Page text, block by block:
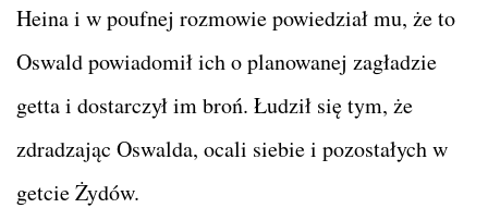
Heina i w poufnej rozmowie powiedział mu, że to
Oswald powiadomił ich o planowanej zagładzie
getta i dostarczył im broń. Łudził się tym, że
zdradzając Oswalda, ocali siebie i pozostałych w
getcie Żydów.